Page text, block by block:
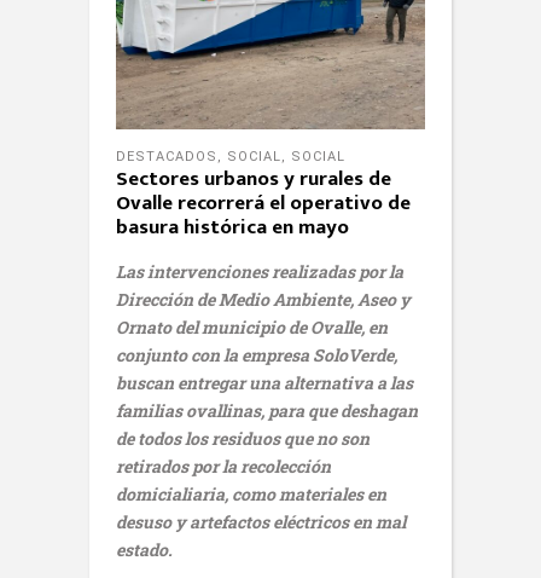
DESTACADOS , SOCIAL, SOCIAL
Sectores urbanos y rurales de
Ovalle recorrerá el operativo de
basura histórica en mayo
Las intervenciones realizadas por la
Dirección de Medio Ambiente, Aseo y
Ornato del municipio de Ovalle, en
conjunto con la empresa SoloVerde,
buscan entregar una alternativa a las
familias ovallinas, para que deshagan
de todos los residuos que no son
retirados por la recolección
domicialiaria, como materiales en
desuso y artefactos eléctricos en mal
estado.